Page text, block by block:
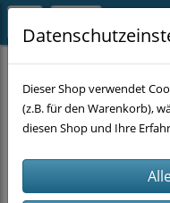
SUPER-SALE
Dieser Shop verwendet
(z.B. für den Warenkorb),
diesen Shop und Ihre